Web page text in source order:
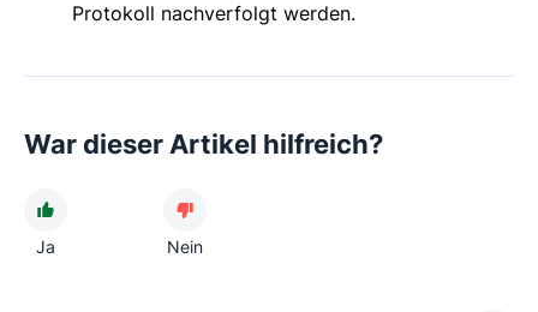
Protokoll nachverfolgt werden.
War dieser Artikel hilfreich?
Ja Nein